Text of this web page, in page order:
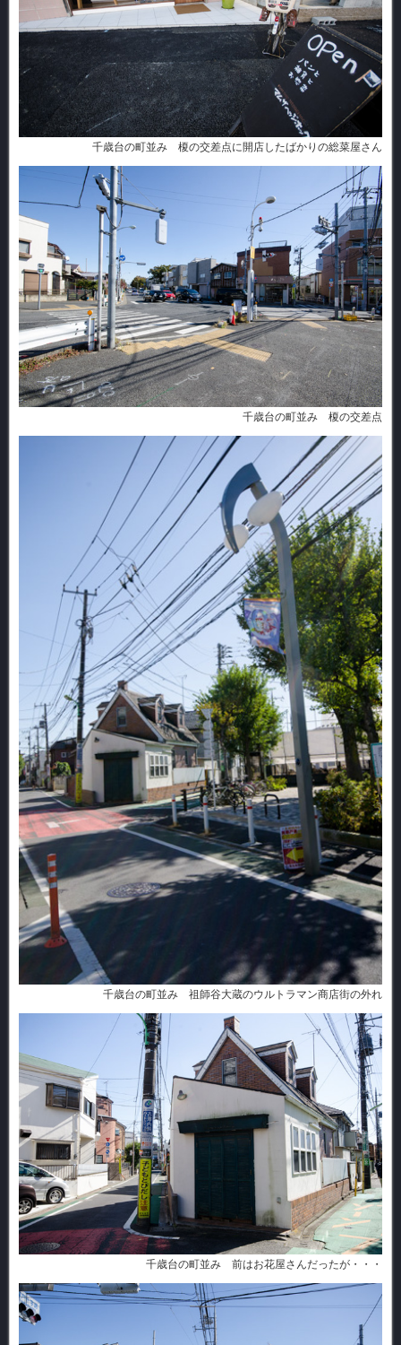
千歳台の町並み 榎の交差点に開店したばかりの総菜屋さん
千歳台の町並み 榎の交差点
千歳台の町並み 祖師谷大蔵のウルトラマン商店街の外れ
千歳台の町並み 前はお花屋さんだったが・・・